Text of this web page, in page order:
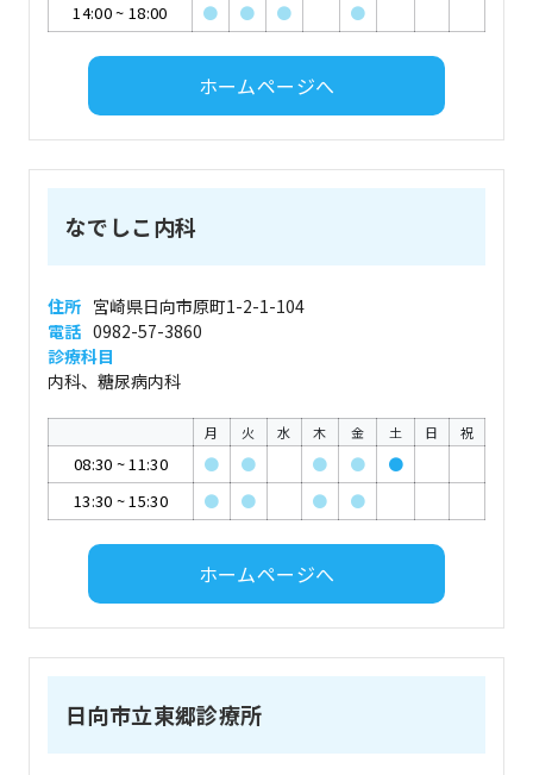
14:00~ 18:00 ● ● ● ●
ホームページへ
なでしこ内科
住所 宮崎県日向市原町1-2-1-104
電話 0982-57-3860
診療科目
内科、糖尿病内科
月 火 水 木 金 土 日 祝
08:30 ~11:30 ● ● ● ●
●
13:30 ~15:30 ● ● ● ●
ホームページへ
日向市立東郷診療所